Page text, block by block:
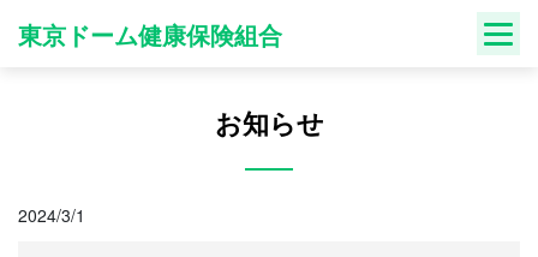
東京ドーム健康保険組合
お知らせ
2024/3/1